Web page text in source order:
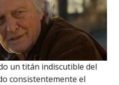
un titán indiscutible del
consistentemente el